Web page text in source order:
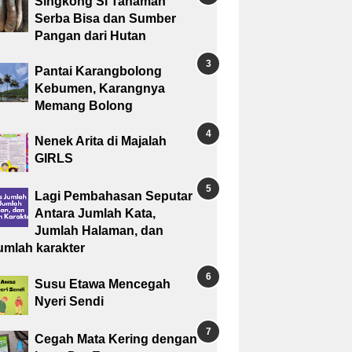
Serba Bisa dan Sumber
Pangan dari Hutan
Pantai Karangbolong
Kebumen, Karangnya
Memang Bolong
Nenek Arita di Majalah
GIRLS
Lagi Pembahasan Seputar
Antara Jumlah Kata,
Jumlah Halaman, dan
karakter
Susu Etawa Mencegah
Nyeri Sendi
Cegah Mata Kering dengan